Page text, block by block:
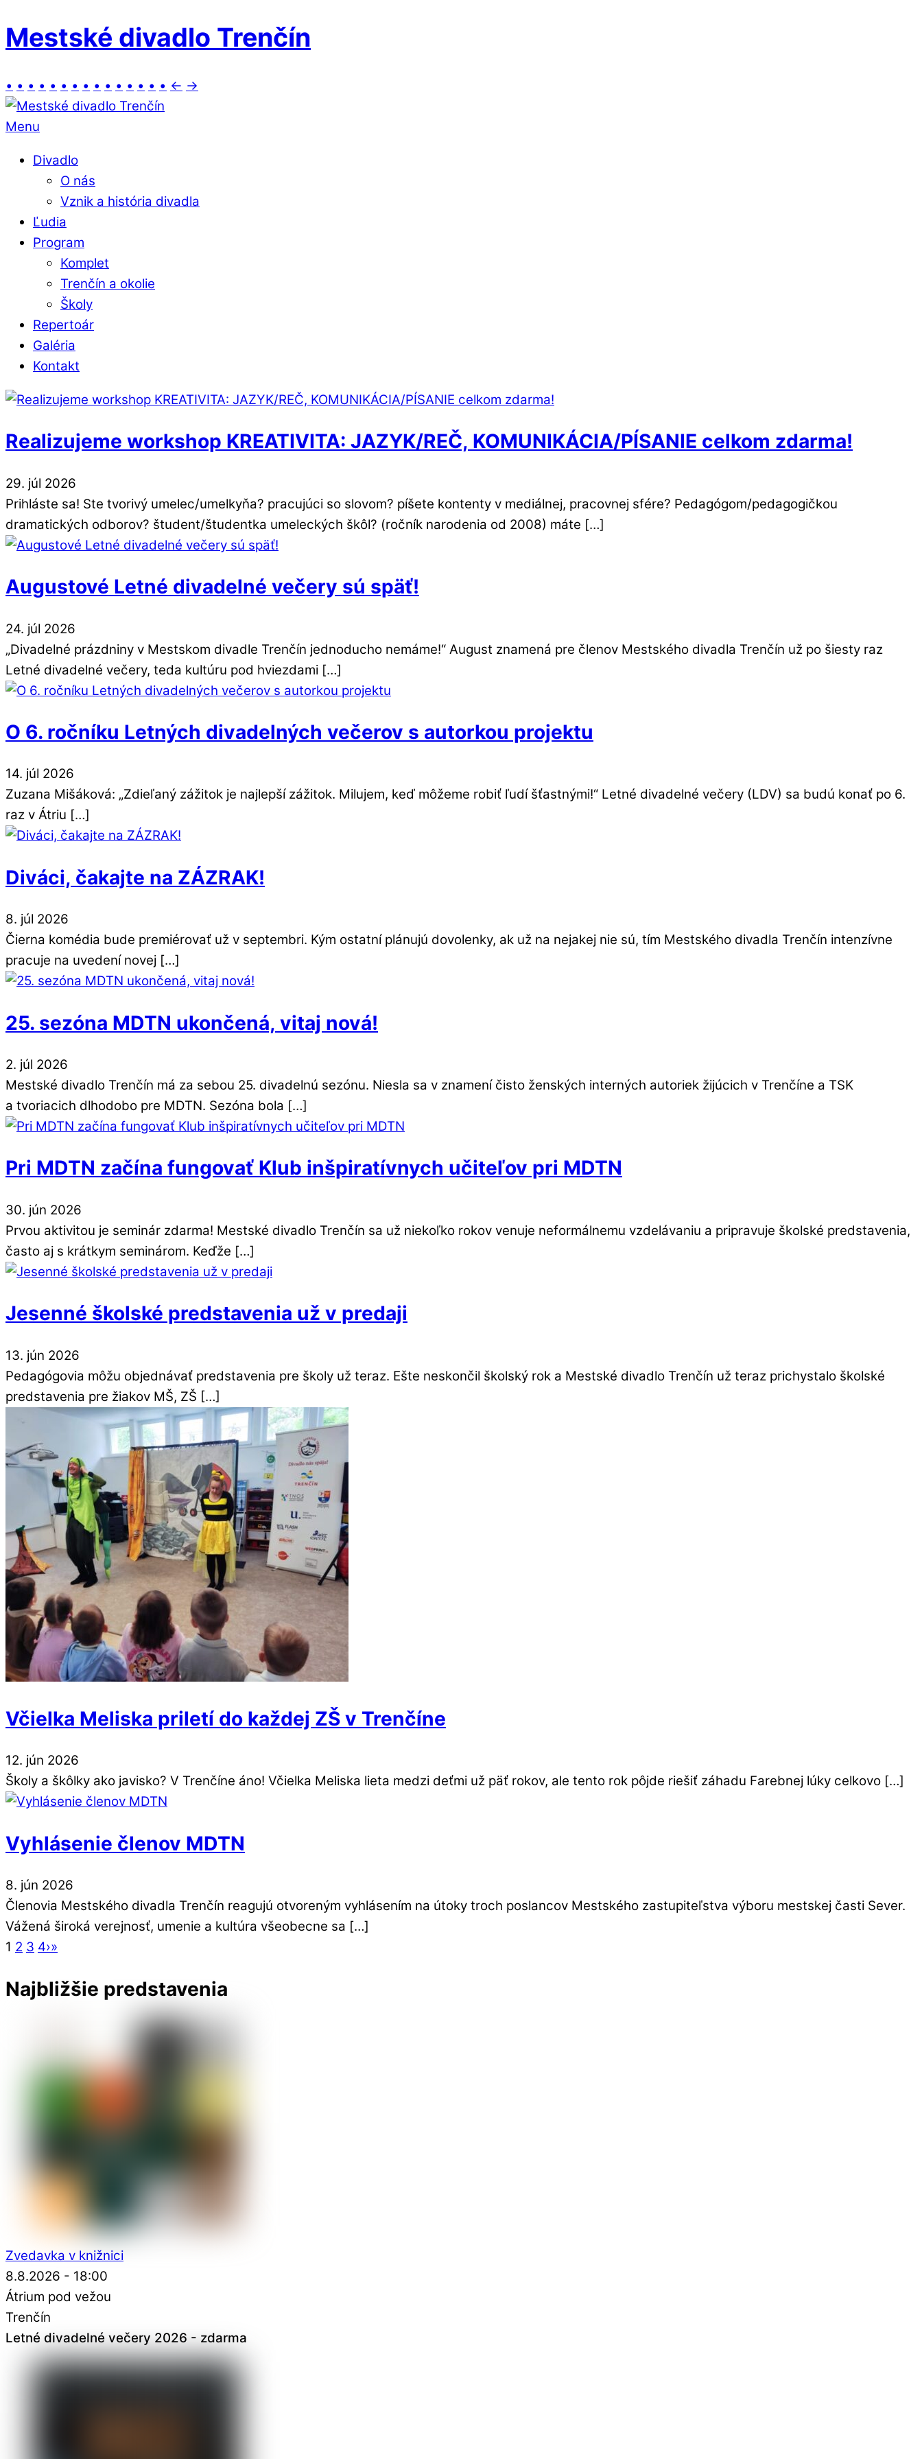
Mestské divadlo Trenčín
• • • • • • • • • • • • • • • ← →
Menu
Divadlo
O nás
Vznik a história divadla
Ľudia
Program
Komplet
Trenčín a okolie
Školy
Repertoár
Galéria
Kontakt
Realizujeme workshop KREATIVITA: JAZYK/REČ, KOMUNIKÁCIA/PÍSANIE celkom zdarma!
29. júl 2026
Prihláste sa! Ste tvorivý umelec/umelkyňa? pracujúci so slovom? píšete kontenty v mediálnej, pracovnej sfére? Pedagógom/pedagogičkou
dramatických odborov? študent/študentka umeleckých škôl? (ročník narodenia od 2008) máte […]
Augustové Letné divadelné večery sú späť!
24. júl 2026
„Divadelné prázdniny v Mestskom divadle Trenčín jednoducho nemáme!“ August znamená pre členov Mestského divadla Trenčín už po šiesty raz
Letné divadelné večery, teda kultúru pod hviezdami […]
O 6. ročníku Letných divadelných večerov s autorkou projektu
14. júl 2026
Zuzana Mišáková: „Zdieľaný zážitok je najlepší zážitok. Milujem, keď môžeme robiť ľudí šťastnými!“ Letné divadelné večery (LDV) sa budú konať po 6.
raz v Átriu […]
Diváci, čakajte na ZÁZRAK!
8. júl 2026
Čierna komédia bude premiérovať už v septembri. Kým ostatní plánujú dovolenky, ak už na nejakej nie sú, tím Mestského divadla Trenčín intenzívne
pracuje na uvedení novej […]
25. sezóna MDTN ukončená, vitaj nová!
2. júl 2026
Mestské divadlo Trenčín má za sebou 25. divadelnú sezónu. Niesla sa v znamení čisto ženských interných autoriek žijúcich v Trenčíne a TSK
a tvoriacich dlhodobo pre MDTN. Sezóna bola […]
Pri MDTN začína fungovať Klub inšpiratívnych učiteľov pri MDTN
30. jún 2026
Prvou aktivitou je seminár zdarma! Mestské divadlo Trenčín sa už niekoľko rokov venuje neformálnemu vzdelávaniu a pripravuje školské predstavenia,
často aj s krátkym seminárom. Keďže […]
Jesenné školské predstavenia už v predaji
13. jún 2026
Pedagógovia môžu objednávať predstavenia pre školy už teraz. Ešte neskončil školský rok a Mestské divadlo Trenčín už teraz prichystalo školské
predstavenia pre žiakov MŠ, ZŠ […]
Včielka Meliska priletí do každej ZŠ v Trenčíne
12. jún 2026
Školy a škôlky ako javisko? V Trenčíne áno! Včielka Meliska lieta medzi deťmi už päť rokov, ale tento rok pôjde riešiť záhadu Farebnej lúky celkovo […]
Vyhlásenie členov MDTN
8. jún 2026
Členovia Mestského divadla Trenčín reagujú otvoreným vyhlásením na útoky troch poslancov Mestského zastupiteľstva výboru mestskej časti Sever.
Vážená široká verejnosť, umenie a kultúra všeobecne sa […]
1 2 3 4›»
Najbližšie predstavenia
Zvedavka v knižnici
8.8.2026 - 18:00
Átrium pod vežou
Trenčín
Letné divadelné večery 2026 - zdarma